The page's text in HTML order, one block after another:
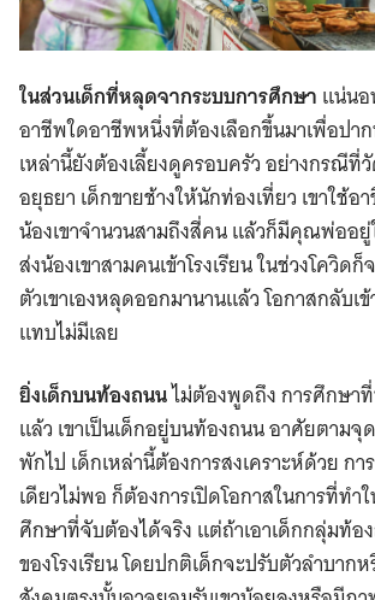
ในส่วนเด็กที่หลุดจากระบบการศึกษา แน่นอ
อาชีพใดอาชีพหนึ่งที่ต้องเลือกขึ้นมาเพื่อปา
เหล่านี้ยังต้องเลี้ยงดูครอบครัว อย่างกรณีที่
อยุธยา เด็กขายช้างให้นักท่องเที่ยว เขาใช้อ
น้องเขาจำนวนสามถึงสี่คน แล้วก็มีคุณพ่ออยู่
ส่งน้องเขาสามคนเข้าโรงเรียน ในช่วงโควิด
ตัวเขาเองหลุดออกมานานแล้ว โอกาสกลับเ
แทบไม่มีเลย
ยิ่งเด็กบนท้องถนนไม่ต้องพูดถึง การศึกษา
แล้ว เขาเป็นเด็กอยู่บนท้องถนน อาศัยตาม
พักไป เด็กเหล่านี้ต้องการสงเคราะห์ด้วย กา
เดียวไม่พอ ก็ต้องการเปิดโอกาสในการที่ทำ
ศึกษาที่จับต้องได้จริง แต่ถ้าเอาเด็กกลุ่มท้อ
ของโรงเรียน โดยปกติเด็กจะปรับตัวลำบาก